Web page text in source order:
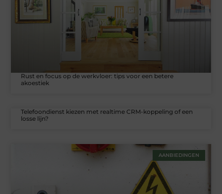
Rust en focus op de werkvloer: tips voor een betere
akoestiek
Telefoondienst kiezen met realtime CRM-koppeling of een
losse lijn?
AANBIEDINGEN